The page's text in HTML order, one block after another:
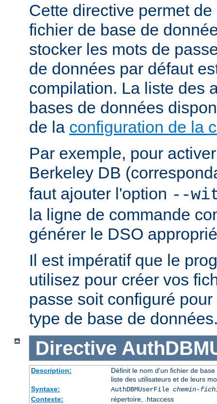
Cette directive permet
fichier de base de
stocker les mots de
de données par défaut
compilation. La liste des
bases de données
de la configuration de la
Par exemple, pour
Berkeley DB
faut ajouter l'option --
la ligne de commande
générer le DSO
Il est impératif que le
utilisez pour créer vos
passe soit configuré
type de base de
Directive
Description:
Définit le nom d'un fichier de
liste des utilisateurs et de leurs
Syntaxe:
AuthDBMUserFile chemin-
Contexte:
répertoire, .htaccess